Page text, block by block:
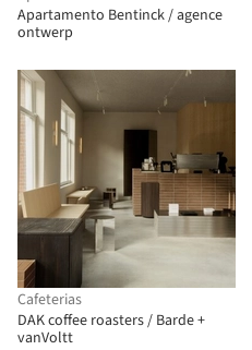
Apartamento Bentinck / agence
ontwerp
Cafeterias
DAK coffee roasters / Barde +
vanVoltt